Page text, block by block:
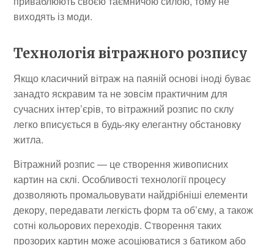
виходять із моди.
Технологія вітражного розпису
Якщо класичний вітраж на паяній основі іноді буває
занадто яскравим та не зовсім практичним для
сучасних інтер’єрів, то вітражний розпис по склу
легко вписується в будь-яку елегантну обстановку
житла.
Вітражний розпис — це створення живописних
картин на склі. Особливості технології процесу
дозволяють промальовувати найдрібніші елементи
декору, передавати легкість форм та об’єму, а також
сотні кольорових переходів. Створення таких
прозорих картин може асоціюватися з батиком або